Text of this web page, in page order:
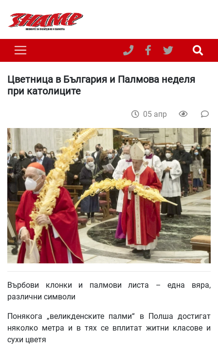
Цветница в България и Палмова неделя
при католиците
05 апр
Върбови клонки и палмови листа – една вяра,
различни символи
Понякога „великденските палми“ в Полша достигат
няколко метра и в тях се вплитат житни класове и
сухи цветя